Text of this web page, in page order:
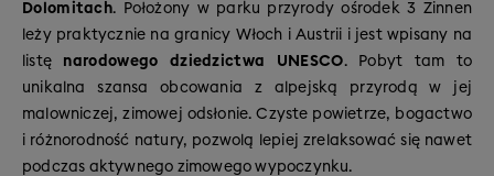
Dolomitach. Położony w parku przyrody ośrodek 3 Zinnen
leży praktycznie na granicy Włoch i Austrii i jest wpisany na
listę narodowego dziedzictwa UNESCO. Pobyt tam to
unikalna szansa obcowania z alpejską przyrodą w jej
malowniczej, zimowej odsłonie. Czyste powietrze, bogactwo
i różnorodność natury, pozwolą lepiej zrelaksować się nawet
podczas aktywnego zimowego wypoczynku.